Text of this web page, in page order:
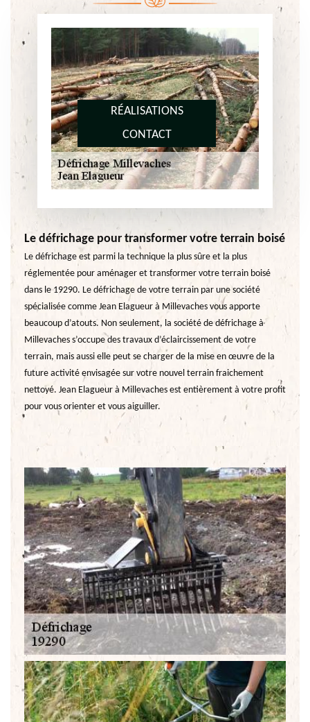
RÉALISATIONS
CONTACT
Le défrichage pour transformer votre terrain boisé
Le défrichage est parmi la technique la plus sûre et la plus
réglementée pour aménager et transformer votre terrain boisé
dans le 19290. Le défrichage de votre terrain par une société
spécialisée comme Jean Elagueur à Millevaches vous apporte
beaucoup d’atouts. Non seulement, la société de défrichage à
Millevaches s’occupe des travaux d’éclaircissement de votre
terrain, mais aussi elle peut se charger de la mise en œuvre de la
future activité envisagée sur votre nouvel terrain fraichement
nettoyé. Jean Elagueur à Millevaches est entièrement à votre profit
pour vous orienter et vous aiguiller.